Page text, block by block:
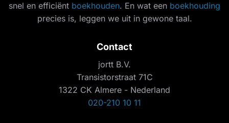
snel en efficiënt boekhouden. En wat een boekhouding
precies is, leggen we uit in gewone taal.
Contact
jortt B.V.
Transistorstraat 71C
1322 CK Almere - Nederland
020-210 10 11